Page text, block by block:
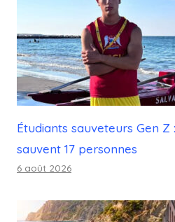
Étudiants sauveteurs Gen Z
sauvent 17 personnes
6 août 2026